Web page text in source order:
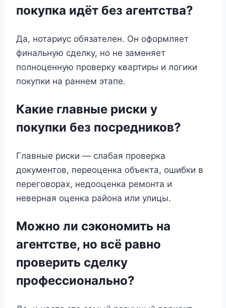
покупка идёт без агентства?
Да, нотариус обязателен. Он оформляет
финальную сделку, но не заменяет
полноценную проверку квартиры и логики
покупки на раннем этапе.
Какие главные риски у
покупки без посредников?
Главные риски — слабая проверка
документов, переоценка объекта, ошибки в
переговорах, недооценка ремонта и
неверная оценка района или улицы.
Можно ли сэкономить на
агентстве, но всё равно
проверить сделку
профессионально?